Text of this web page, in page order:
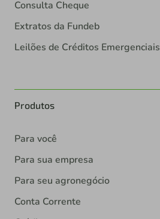
Consulta Cheque
Extratos da Fundeb
Leilões de Créditos Emergenciais
Produtos
Para você
Para sua empresa
Para seu agronegócio
Conta Corrente